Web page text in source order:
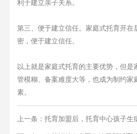
利于建立亲子关系。
第三、便于建立信任。家庭式托育开在
密，便于建立信任。
以上就是家庭式托育的主要优势，但是
管模糊、备案难度大等，也成为制约家
素。
上一条：托育加盟后，托育中心孩子生